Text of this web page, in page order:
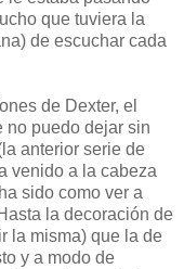
que tuviera la
de escuchar cada
de Dexter, el
no puedo dejar sin
anterior serie de
venido a la cabeza
sido como ver a
la decoración de
la misma) que la de
y a modo de